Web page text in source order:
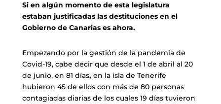
Si en algún momento de esta legislatura
estaban justificadas las destituciones en el
Gobierno de Canarias es ahora.
Empezando por la gestión de la pandemia de
Covid-19, cabe decir que desde el 1 de abril al 20
de junio, en 81 días,en la isla de Tenerife
hubieron 45 de ellos con más de 80 personas
contagiadas diarias de los cuales 19 días tuvieron